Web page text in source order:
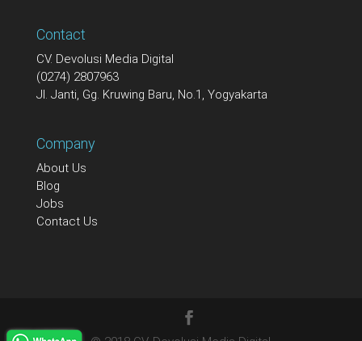
Contact
CV. Devolusi Media Digital
(0274) 2807963
Jl. Janti, Gg. Kruwing Baru, No.1, Yogyakarta
Company
About Us
Blog
Jobs
Contact Us